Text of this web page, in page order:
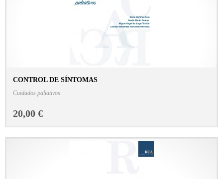
CONTROL DE SÍNTOMAS
Cuidados paliativos
20,00 €